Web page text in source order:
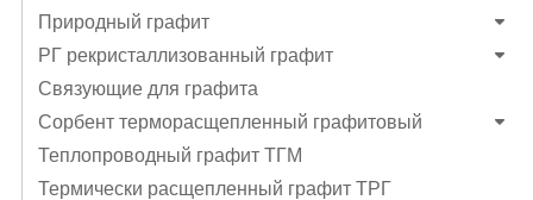
Природный графит
РГ рекристаллизованный графит
Связующие для графита
Сорбент терморасщепленный графитовый
Теплопроводный графит ТГМ
Термически расщепленный графит ТРГ